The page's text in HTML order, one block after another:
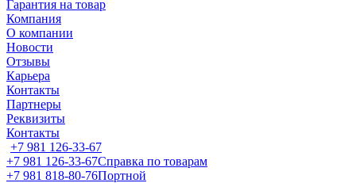
Гарантия на товар
Компания
О компании
Новости
Отзывы
Карьера
Контакты
Партнеры
Реквизиты
Контакты
+7 981 126-33-67
+7 981 126-33-67Справка по товарам
+7 981 818-80-76Портной